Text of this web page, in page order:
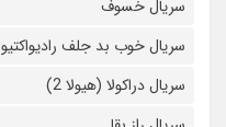
سریال خسوف
سریال خوب بد جلف رادیواکتیو
سریال دراکولا (هیولا 2)